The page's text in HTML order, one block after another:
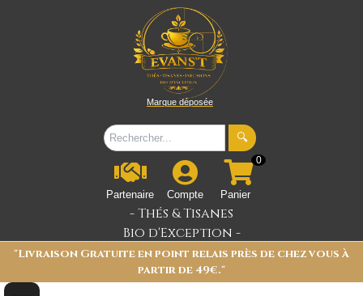
Marque déposée
🔍
Partenaire Compte
0
Panier
- Thés & Tisanes
Bio d'Exception -
"Livraison Gratuite en point relais près de chez vous à
partir de 49€."